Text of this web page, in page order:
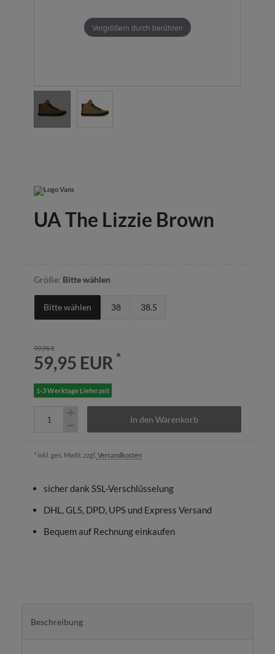
Vergrößern durch berühren
UA The Lizzie Brown
Größe: Bitte wählen
Bitte wählen 38 38.5
99,95 €
59,95 EUR *
1-3 Werktage Lieferzeit
In den Warenkorb
* inkl. ges. MwSt. zzgl. Versandkosten
sicher dank SSL-Verschlüsselung
DHL, GLS, DPD, UPS und Express Versand
Bequem auf Rechnung einkaufen
Beschreibung